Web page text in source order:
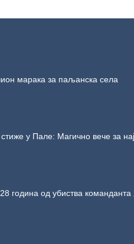
марака за паљанска села
у Пале: Магично вече за
година од убиства команданта